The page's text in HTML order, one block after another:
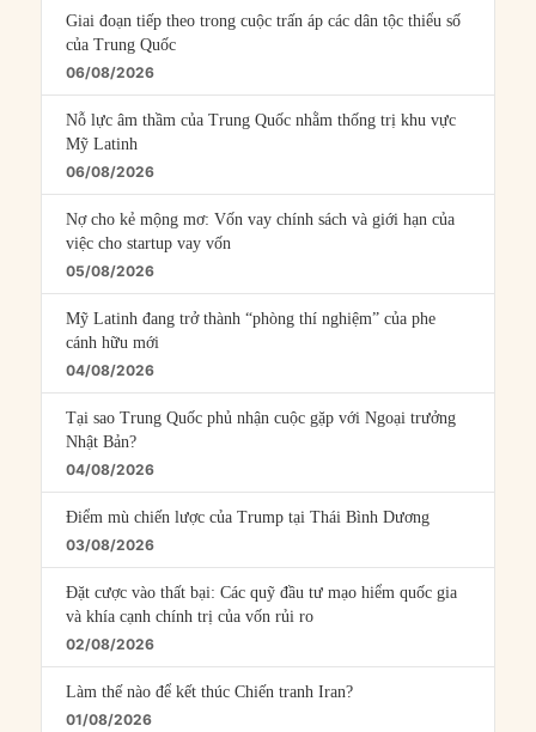
Giai đoạn tiếp theo trong cuộc trấn áp các dân tộc thiểu số
của Trung Quốc
06/08/2026
Nỗ lực âm thầm của Trung Quốc nhằm thống trị khu vực
Mỹ Latinh
06/08/2026
Nợ cho kẻ mộng mơ: Vốn vay chính sách và giới hạn của
việc cho startup vay vốn
05/08/2026
Mỹ Latinh đang trở thành “phòng thí nghiệm” của phe
cánh hữu mới
04/08/2026
Tại sao Trung Quốc phủ nhận cuộc gặp với Ngoại trưởng
Nhật Bản?
04/08/2026
Điểm mù chiến lược của Trump tại Thái Bình Dương
03/08/2026
Đặt cược vào thất bại: Các quỹ đầu tư mạo hiểm quốc gia
và khía cạnh chính trị của vốn rủi ro
02/08/2026
Làm thế nào để kết thúc Chiến tranh Iran?
01/08/2026